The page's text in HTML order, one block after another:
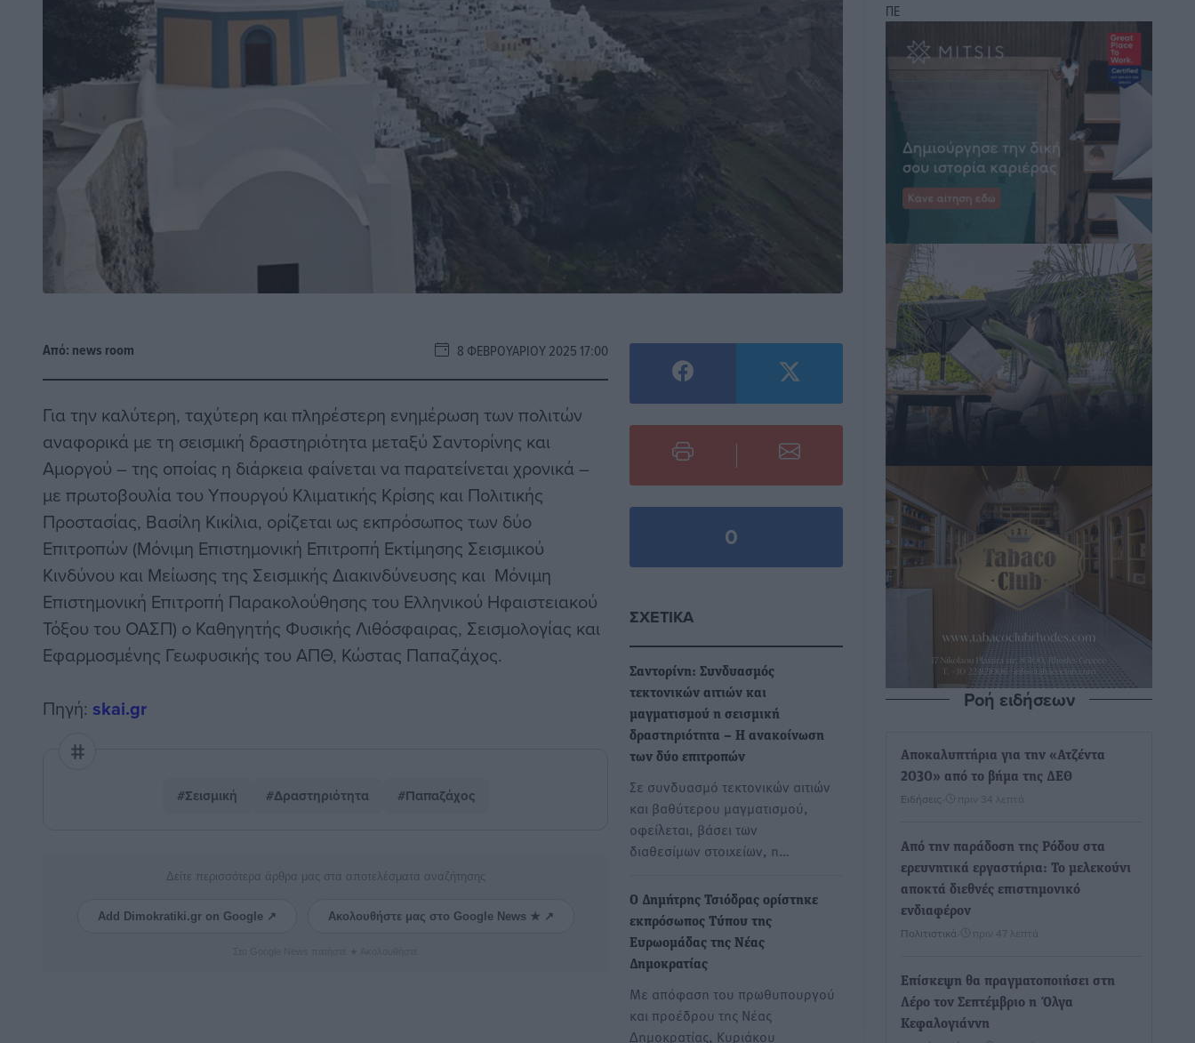
Από: news room 8 ΦΕΒΡΟΥΑΡΊΟΥ 2025 17:00
Για την καλύτερη, ταχύτερη και πληρέστερη ενημέρωση των πολιτών
αναφορικά με τη σεισμική δραστηριότητα μεταξύ Σαντορίνης και
Αμοργού – της οποίας η διάρκεια φαίνεται να παρατείνεται χρονικά –
με πρωτοβουλία του Υπουργού Κλιματικής Κρίσης και Πολιτικής
Προστασίας, Βασίλη Κικίλια, ορίζεται ως εκπρόσωπος των δύο
Επιτροπών (Μόνιμη Eπιστημονική Eπιτροπή Εκτίμησης Σεισμικού
Κινδύνου και Μείωσης της Σεισμικής Διακινδύνευσης και Μόνιμη
Επιστημονική Επιτροπή Παρακολούθησης του Ελληνικού Ηφαιστειακού
Τόξου του ΟΑΣΠ) ο Καθηγητής Φυσικής Λιθόσφαιρας, Σεισμολογίας και
Εφαρμοσμένης Γεωφυσικής του ΑΠΘ, Κώστας Παπαζάχος.
Πηγή: skai.gr
#Σεισμική #Δραστηριότητα #Παπαζάχος
Δείτε περισσότερα άρθρα μας στα αποτελέσματα αναζήτησης
Add Dimokratiki.gr on Google ↗ Ακολουθήστε μας στο Google News ★ ↗
0
ΣΧΕΤΙΚΆ
Σαντορίνη: Συνδυασμός
τεκτονικών αιτιών και
μαγματισμού η σεισμική
δραστηριότητα – Η ανακοίνωση
των δύο επιτροπών
Σε συνδυασμό τεκτονικών αιτιών
και βαθύτερου μαγματισμού,
οφείλεται, βάσει των
διαθεσίμων στοιχείων, η…
Ο Δημήτρης Τσιόδρας ορίστηκε
εκπρόσωπος Τύπου της
Ευρωομάδας της Νέας
Δημοκρατίας
Με απόφαση του πρωθυπουργού
και προέδρου της Νέας
Δημοκρατίας, Κυριάκου
ΠΕ
Ροή ειδήσεων
Αποκαλυπτήρια για την «Ατζέντα
2030» από το βήμα της ΔΕΘ
Ειδήσεις πριν 34 λεπτά
Από την παράδοση της Ρόδου στα
ερευνητικά εργαστήρια: Το μελεκούνι
αποκτά διεθνές επιστημονικό
ενδιαφέρον
Πολιτιστικά πριν 47 λεπτά
Επίσκεψη θα πραγματοποιήσει στη
Λέρο τον Σεπτέμβριο η Όλγα
Κεφαλογιάννη